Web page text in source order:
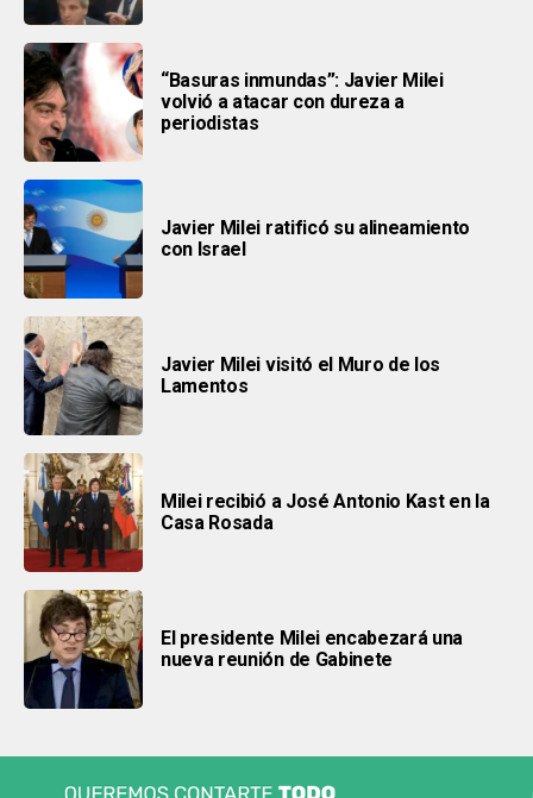
“Basuras inmundas”: Javier Milei
volvió a atacar con dureza a
periodistas
Javier Milei ratificó su alineamiento
con Israel
Javier Milei visitó el Muro de los
Lamentos
Milei recibió a José Antonio Kast en la
Casa Rosada
El presidente Milei encabezará una
nueva reunión de Gabinete